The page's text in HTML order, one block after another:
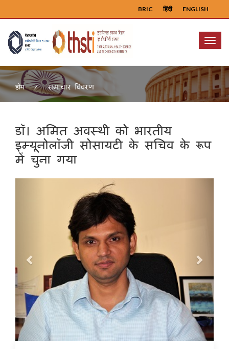
ENGLISH
हिंदी
BRIC
Menu
होम समाचार विवरण
डॉ। अमित अवस्थी को भारतीय
इम्यूनोलॉजी सोसायटी के सचिव के रूप
में चुना गया